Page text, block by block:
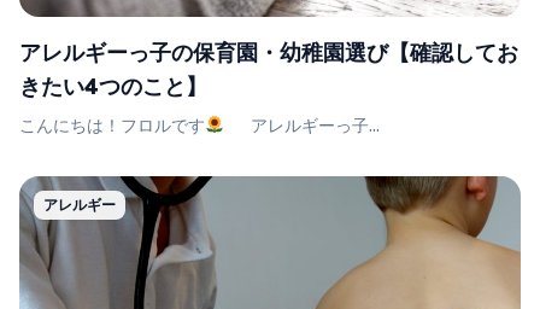
アレルギーっ子の保育園・幼稚園選び【確認してお
きたい4つのこと】
こんにちは！フロルです アレルギーっ子...
アレルギー